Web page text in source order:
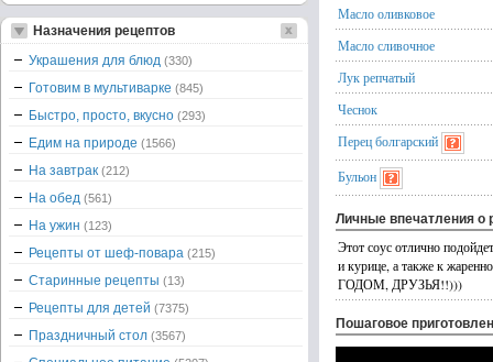
Масло оливковое
Масло сливочное
Лук репчатый
Чеснок
Перец болгарский
Бульон
Личные впечатления о
Этот соус отлично
и курице, а также к
ГОДОМ, ДРУЗЬЯ!!)))
Пошаговое
Назначения рецептов
Украшения для блюд (330)
Готовим в мультиварке (845)
Быстро, просто, вкусно (293)
Едим на природе (1566)
На завтрак (212)
На обед (561)
На ужин (123)
Рецепты от шеф-повара (215)
Старинные рецепты (13)
Рецепты для детей (7375)
Праздничный стол (3567)